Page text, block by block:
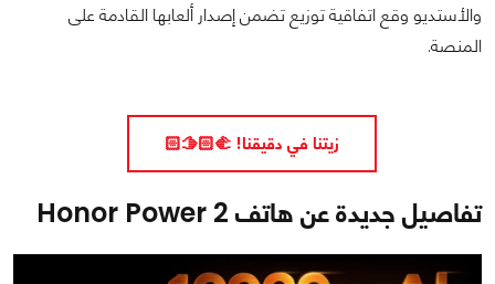
والأستديو وقع اتفاقية توزيع تضمن إصدار ألعابها القادمة على
المنصة.
زيتنا في دقيقنا! 🫱🏻‍🫲🏻
تفاصيل جديدة عن هاتف Honor Power 2